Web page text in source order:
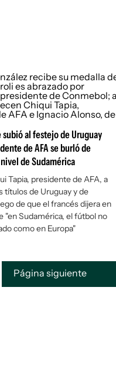
subió al festejo de Uruguay
de AFA se burló de
de Sudamérica
Tapia, presidente de AFA, a
títulos de Uruguay y de
de que el francés dijera en
"en Sudamérica, el fútbol no
como en Europa"
Página siguiente